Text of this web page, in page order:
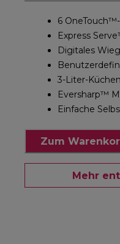
6
Express
Digitales
3-Liter-
Eversharp™
Einfache
Zum
Mehr